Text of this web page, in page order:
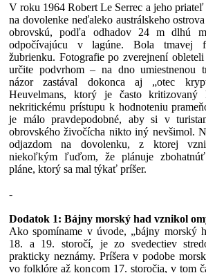
V roku 1964 Robert Le Serrec a jeho
na dovolenke neďaleko austrálskeho
obrovskú, podľa odhadov 24 m dlhú
odpočívajúcu v lagúne. Bola tmavej
žubrienku. Fotografie po zverejnení
určite podvrhom – na dno umiestnenou
názor zastával dokonca aj „otec
Heuvelmans, ktorý je často kritizovaný
nekritickému prístupu k hodnoteniu
je málo pravdepodobné, aby si v
obrovského živočícha nikto iný nevšimol.
odjazdom na dovolenku, z ktorej
niekoľkým ľuďom, že plánuje
pláne, ktorý sa mal týkať príšer.
-
Dodatok 1: Bájny morský had vznikol
Ako spomíname v úvode, „bájny morský
18. a 19. storočí, je zo svedectiev
prakticky neznámy. Príšera v podobe
vo folklóre až koncom 17. storočia, v tom